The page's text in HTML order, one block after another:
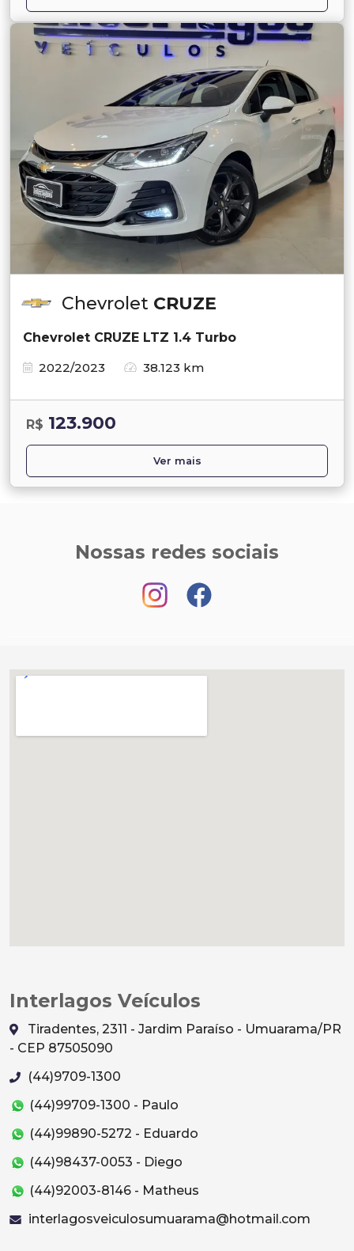
Chevrolet CRUZE
Chevrolet CRUZE LTZ 1.4 Turbo
2022/2023
38.123 km
R$ 123.900
Ver mais
Nossas redes sociais
Interlagos Veículos
Tiradentes, 2311 - Jardim Paraíso - Umuarama/PR
- CEP 87505090
(44)9709-1300
(44)99709-1300 - Paulo
(44)99890-5272 - Eduardo
(44)98437-0053 - Diego
(44)92003-8146 - Matheus
interlagosveiculosumuarama@hotmail.com